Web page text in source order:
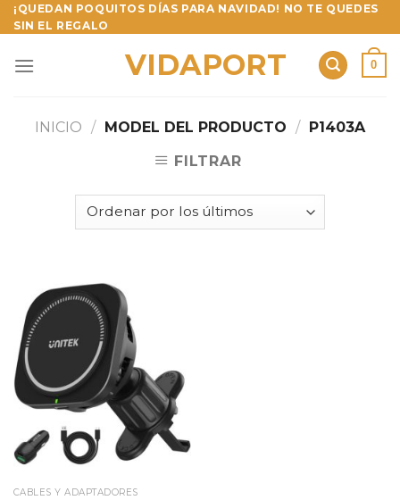
Skip
to
¡QUEDAN POQUITOS DÍAS PARA NAVIDAD! NO TE QUEDES
SIN EL REGALO
VIDAPORT 0
INICIO / MODEL DEL PRODUCTO / P1403A
FILTRAR
CABLES Y ADAPTADORES